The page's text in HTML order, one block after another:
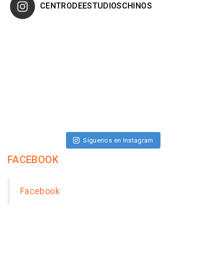
CENTRODEESTUDIOSCHINOS
Síguenos en Instagram
FACEBOOK
Facebook